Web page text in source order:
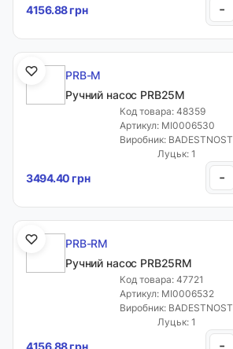
4156.88 грн -
PRB-M
Ручний насос PRB25M
Код товара: 48359
Артикул: MI0006530
Виробник: BADESTNOST
Луцьк: 1
3494.40 грн -
PRB-RM
Ручний насос PRB25RM
Код товара: 47721
Артикул: MI0006532
Виробник: BADESTNOST
Луцьк: 1
4156.88 грн -